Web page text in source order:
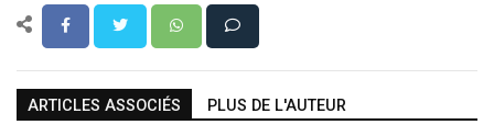
ARTICLES ASSOCIÉS PLUS DE L'AUTEUR